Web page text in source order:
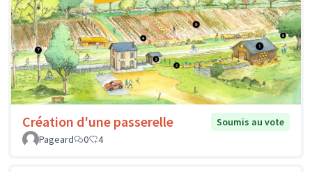
Création d'une passerelle
Soumis au vote
Pageard
0 4